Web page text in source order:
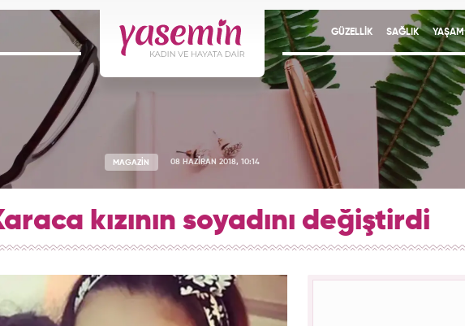
GÜZELLİK SAĞLIK YAŞAM
MAGAZİN 08 HAZİRAN 2018, 10:14
kızının soyadını değiştirdi